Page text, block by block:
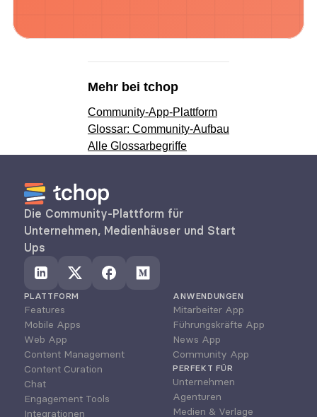
Mehr bei tchop
Community-App-Plattform
Glossar: Community-Aufbau
Alle Glossarbegriffe
Die Community-Plattform für
Unternehmen, Medienhäuser und Start
Ups
PLATTFORM
Features
Mobile Apps
Web App
Content Management
Content Curation
Chat
Engagement Tools
Integrationen
ANWENDUNGEN
Mitarbeiter App
Führungskräfte App
News App
Community App
PERFEKT FÜR
Unternehmen
Agenturen
Medien & Verlage